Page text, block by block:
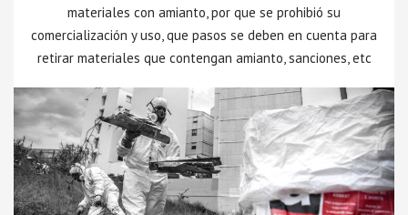
materiales con amianto, por que se prohibió su
comercialización y uso, que pasos se deben en cuenta para
retirar materiales que contengan amianto, sanciones, etc